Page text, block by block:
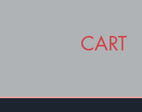
CART